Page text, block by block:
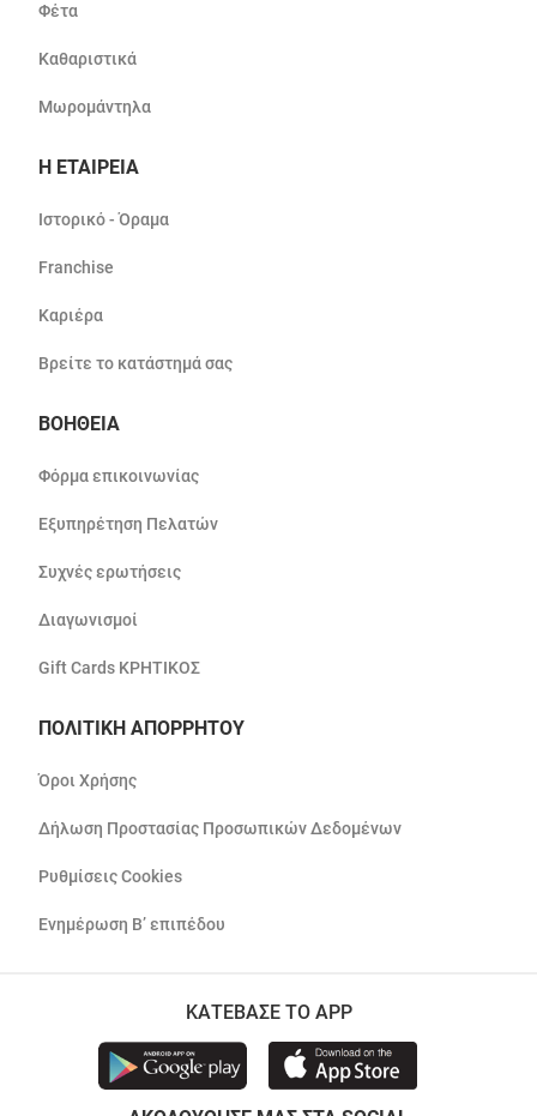
Φέτα
Καθαριστικά
Μωρομάντηλα
Η ΕΤΑΙΡΕΙΑ
Ιστορικό - Όραμα
Franchise
Καριέρα
Βρείτε το κατάστημά σας
ΒΟΗΘΕΙΑ
Φόρμα επικοινωνίας
Εξυπηρέτηση Πελατών
Συχνές ερωτήσεις
Διαγωνισμοί
Gift Cards ΚΡΗΤΙΚΟΣ
ΠΟΛΙΤΙΚΗ ΑΠΟΡΡΗΤΟΥ
Όροι Χρήσης
Δήλωση Προστασίας Προσωπικών Δεδομένων
Ρυθμίσεις Cookies
Ενημέρωση Β’ επιπέδου
ΚΑΤΕΒΑΣΕ ΤΟ APP